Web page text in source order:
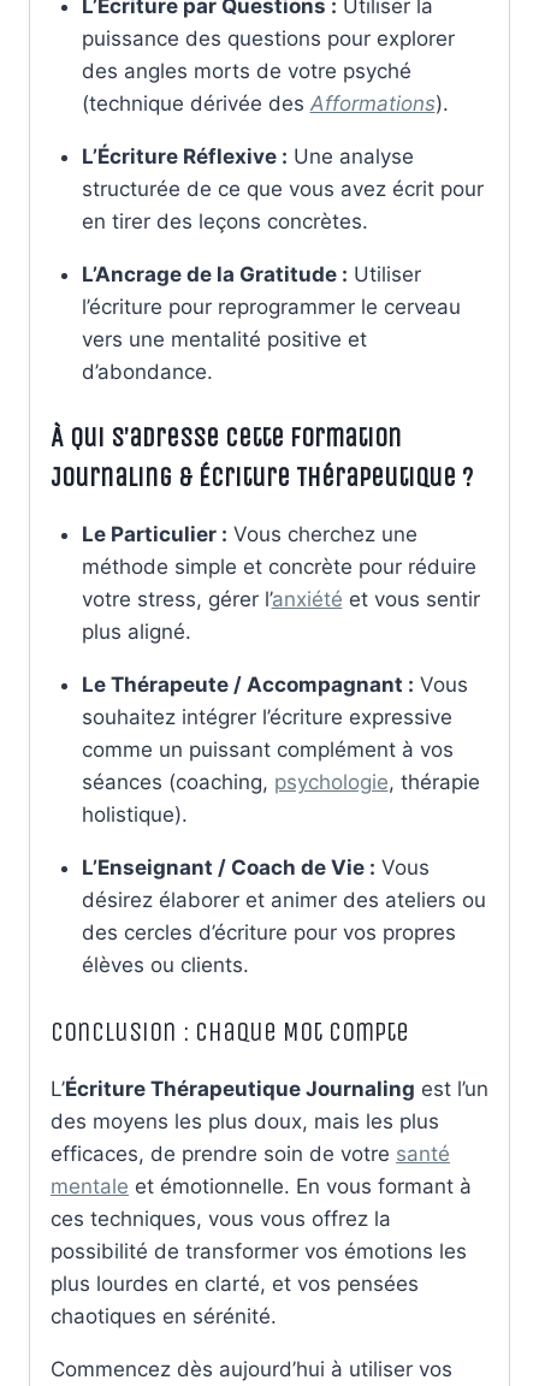
L’Écriture par Questions : Utiliser la
puissance des questions pour explorer
des angles morts de votre psyché
(technique dérivée des Afformations).
L’Écriture Réflexive : Une analyse
structurée de ce que vous avez écrit pour
en tirer des leçons concrètes.
L’Ancrage de la Gratitude : Utiliser
l’écriture pour reprogrammer le cerveau
vers une mentalité positive et
d’abondance.
À Qui S’adresse Cette Formation
Journaling & Écriture Thérapeutique ?
Le Particulier : Vous cherchez une
méthode simple et concrète pour réduire
votre stress, gérer l’anxiété et vous sentir
plus aligné.
Le Thérapeute / Accompagnant : Vous
souhaitez intégrer l’écriture expressive
comme un puissant complément à vos
séances (coaching, psychologie, thérapie
holistique).
L’Enseignant / Coach de Vie : Vous
désirez élaborer et animer des ateliers ou
des cercles d’écriture pour vos propres
élèves ou clients.
Conclusion : Chaque Mot Compte
L’Écriture Thérapeutique Journaling est l’un
des moyens les plus doux, mais les plus
efficaces, de prendre soin de votre santé
mentale et émotionnelle. En vous formant à
ces techniques, vous vous offrez la
possibilité de transformer vos émotions les
plus lourdes en clarté, et vos pensées
chaotiques en sérénité.
Commencez dès aujourd’hui à utiliser vos